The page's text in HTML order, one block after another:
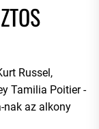
Russel,
Tamilia Poitier -
nak az alkony